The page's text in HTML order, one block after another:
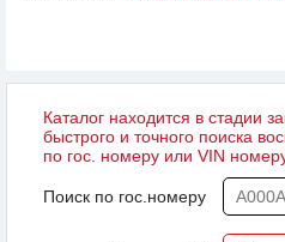
Каталог находится в стадии
быстрого и точного поиска
по гос. номеру или VIN
Поиск по гос.номеру